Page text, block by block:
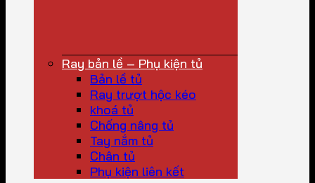
Ray bản lề – Phụ kiện tủ
Bản lề tủ
Ray trượt hộc kéo
khoá tủ
Chống nâng tủ
Tay nắm tủ
Chân tủ
Phụ kiện liên kết